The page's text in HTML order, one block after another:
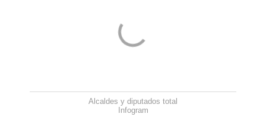
Alcaldes y diputados total
Infogram